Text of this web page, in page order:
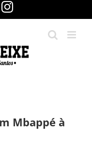
Instagram
Mbappé à